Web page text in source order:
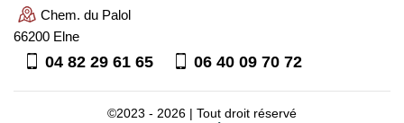
Chem. du Palol
66200 Elne
04 82 29 61 65 06 40 09 70 72
©2023 - 2026 | Tout droit réservé